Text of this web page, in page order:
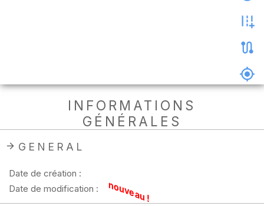
hors
ligne
INFORMATIONS
GÉNÉRALES
GENERAL
Date de création :
Date de modification :
nouveau !